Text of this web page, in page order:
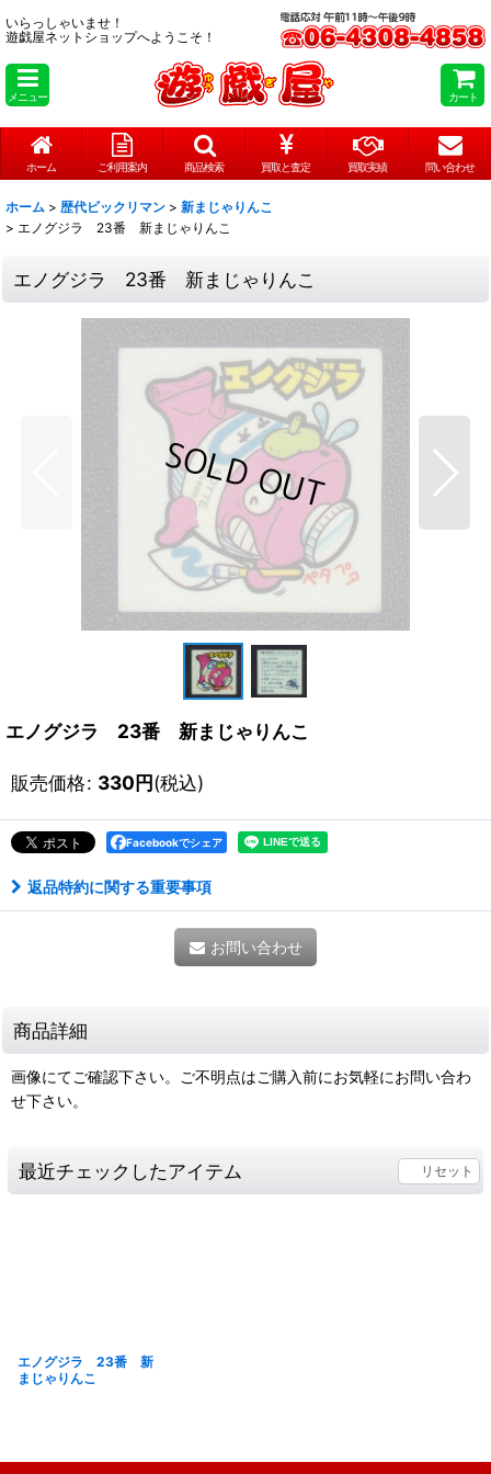
いらっしゃいませ！
遊戯屋ネットショップへようこそ！
メニュー カート
ホーム ご利用案内 商品検索 買取と査定 買取実績 問い合わせ
ホーム > 歴代ビックリマン > 新まじゃりんこ
> エノグジラ 23番 新まじゃりんこ
エノグジラ 23番 新まじゃりんこ
エノグジラ 23番 新まじゃりんこ
販売価格: 330円(税込)
Facebookでシェア
返品特約に関する重要事項
お問い合わせ
商品詳細
画像にてご確認下さい。ご不明点はご購入前にお気軽にお問い合わ
せ下さい。
最近チェックしたアイテム リセット
エノグジラ 23番 新
まじゃりんこ